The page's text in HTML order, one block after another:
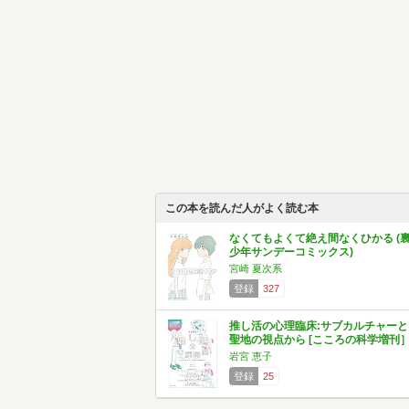
この本を読んだ人がよく読む本
なくてもよくて絶え間なくひかる (
少年サンデーコミックス)
宮崎 夏次系
登録
327
推し活の心理臨床:サブカルチャーと
聖地の視点から [こころの科学増刊
岩宮 恵子
登録
25